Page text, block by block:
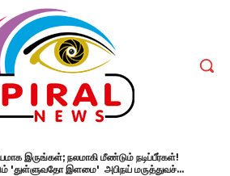
இருங்கள்; நலமாகி மீண்டும் நடிப்பீர்கள்!
'துள்ளுவதோ இளமை' அபிநய் மருத்துவச்...